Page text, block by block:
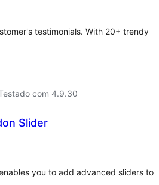
testimonials. With 20+ trendy
com 4.9.30
Slider
you to add advanced sliders to